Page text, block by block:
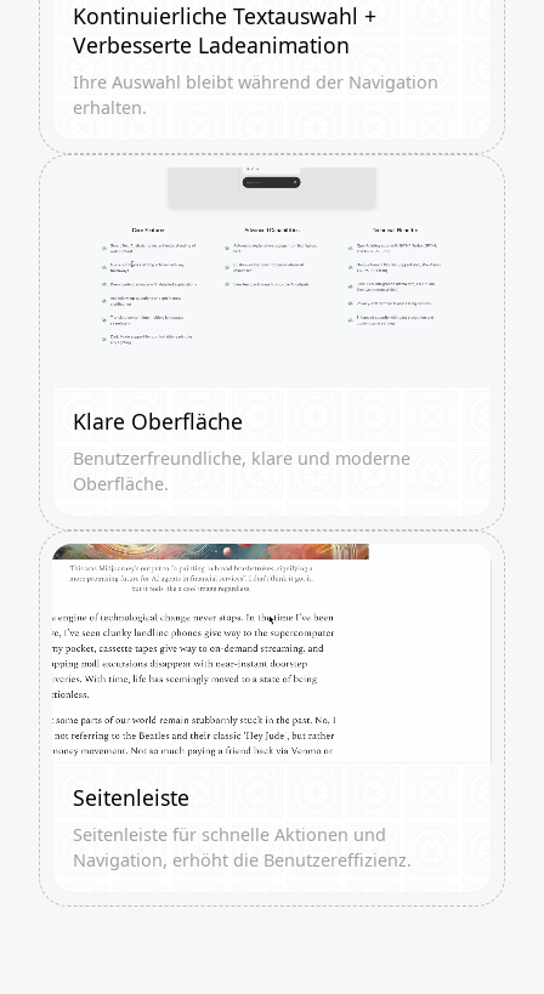
Kontinuierliche Textauswahl +
Verbesserte Ladeanimation
Ihre Auswahl bleibt während der Navigation
erhalten.
Klare Oberfläche
Benutzerfreundliche, klare und moderne
Oberfläche.
Seitenleiste
Seitenleiste für schnelle Aktionen und
Navigation, erhöht die Benutzereffizienz.